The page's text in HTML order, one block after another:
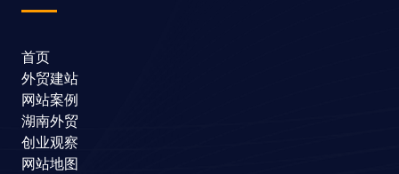
首页
外贸建站
网站案例
湖南外贸
创业观察
网站地图